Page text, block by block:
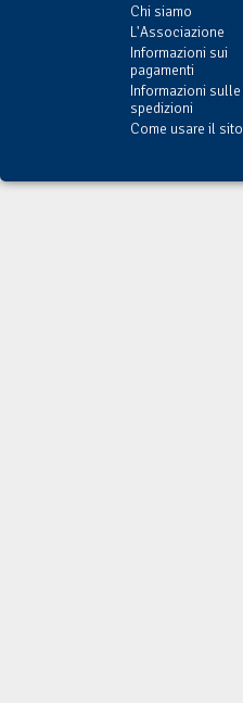
Chi siamo
L'Associazione
Informazioni sui
pagamenti
Informazioni sulle
spedizioni
Come usare il sito